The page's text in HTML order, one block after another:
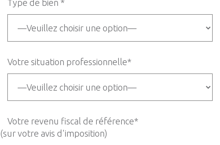
Type de bien *
Votre situation professionnelle*
Votre revenu fiscal de référence*
(sur votre avis d'imposition)